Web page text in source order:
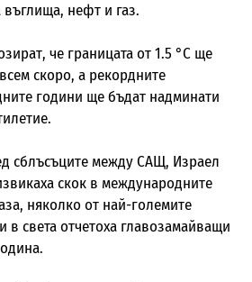
нефт и газ.
че границата от 1.5 °C ще
скоро, а рекордните
години ще бъдат надминати
сблъсъците между САЩ, Израел
скок в международните
няколко от най-големите
в света отчетоха главозамайващи